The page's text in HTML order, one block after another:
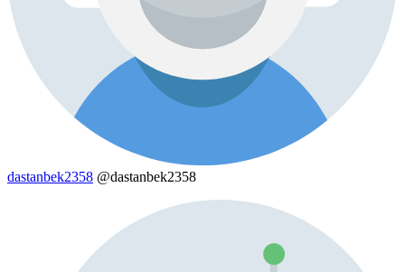
dastanbek2358 @dastanbek2358